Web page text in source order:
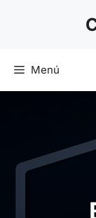
Menú